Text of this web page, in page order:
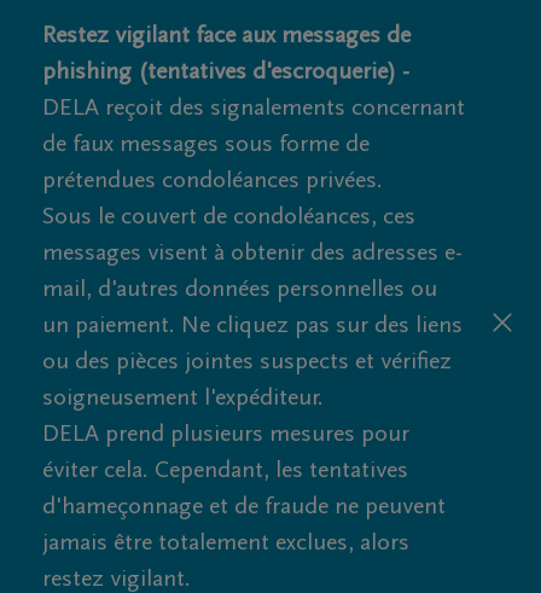
Restez vigilant face aux messages de
phishing (tentatives d'escroquerie) -
DELA reçoit des signalements concernant
de faux messages sous forme de
prétendues condoléances privées.
Sous le couvert de condoléances, ces
messages visent à obtenir des adresses e-
mail, d'autres données personnelles ou
un paiement. Ne cliquez pas sur des liens
ou des pièces jointes suspects et vérifiez
soigneusement l'expéditeur.
DELA prend plusieurs mesures pour
éviter cela. Cependant, les tentatives
d'hameçonnage et de fraude ne peuvent
jamais être totalement exclues, alors
restez vigilant.